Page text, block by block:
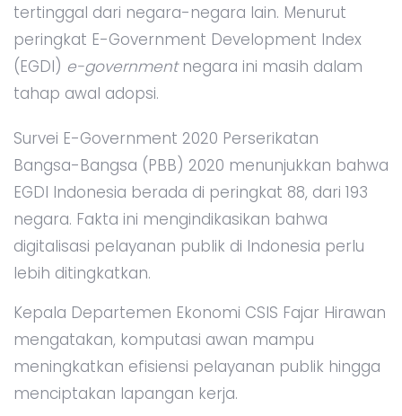
tertinggal dari negara-negara lain. Menurut
peringkat E-Government Development Index
(EGDI) e-governmentnegara ini masih dalam
tahap awal adopsi.
Survei E-Government 2020 Perserikatan
Bangsa-Bangsa (PBB) 2020 menunjukkan bahwa
EGDI Indonesia berada di peringkat 88, dari 193
negara. Fakta ini mengindikasikan bahwa
digitalisasi pelayanan publik di Indonesia perlu
lebih ditingkatkan.
Kepala Departemen Ekonomi CSIS Fajar Hirawan
mengatakan, komputasi awan mampu
meningkatkan efisiensi pelayanan publik hingga
menciptakan lapangan kerja.